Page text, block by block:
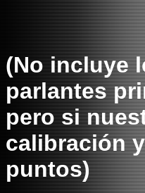
(No incluye
parlantes
pero si
calibración
puntos)